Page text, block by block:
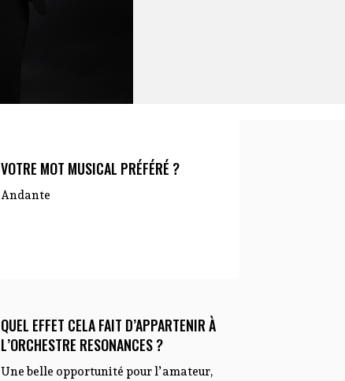
VOTRE MOT MUSICAL PRÉFÉRÉ ?
Andante
QUEL EFFET CELA FAIT D’APPARTENIR À
L’ORCHESTRE RESONANCES ?
Une belle opportunité pour l’amateur,